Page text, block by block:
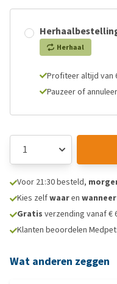
Herhaal
Profiteer altijd van
Pauzeer of
Voor 21:30 besteld,
Kies zelfwaaren wanneer
Gratis verzending vanaf €
Klanten beoordelen
Wat anderen zeggen